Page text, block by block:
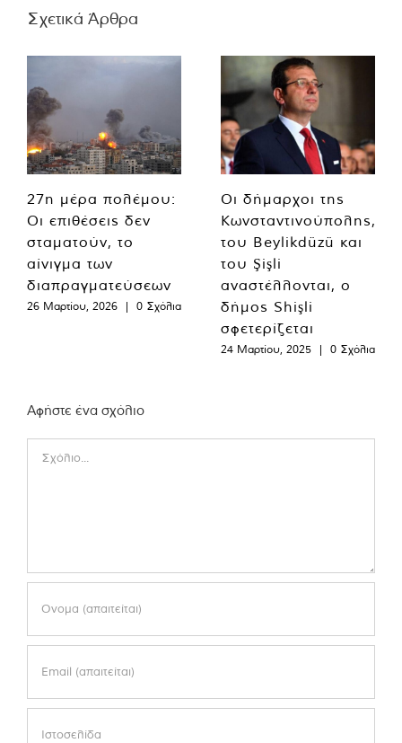
Σχετικά Άρθρα
27η μέρα πολέμου:
Οι επιθέσεις δεν
σταματούν, το
αίνιγμα των
διαπραγματεύσεων
26 Μαρτίου, 2026 | 0 Σχόλια
Οι δήμαρχοι της
Κωνσταντινούπολης,
του Beylikdüzü και
του Şişli
αναστέλλονται, ο
δήμος Shişli
σφετερίζεται
24 Μαρτίου, 2025 | 0 Σχόλια
Αφήστε ένα σχόλιο